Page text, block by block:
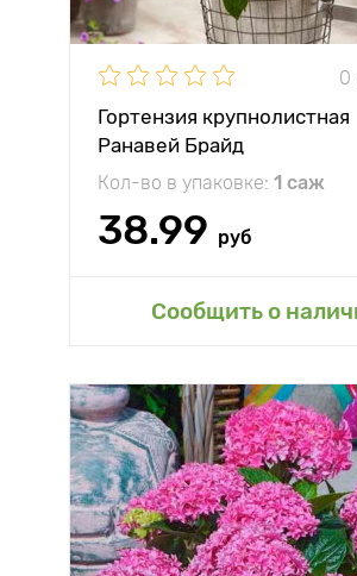
0
Гортензия крупнолистная
Ранавей Брайд
Кол-во в упаковке: 1 саж
38.99 руб
Сообщить о